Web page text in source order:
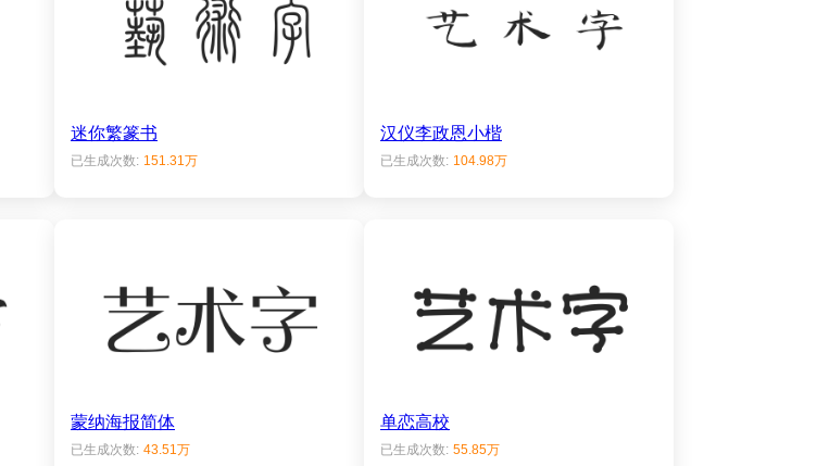
迷你繁篆书
已生成次数: 151.31万
汉仪李政恩小楷
已生成次数: 104.98万
蒙纳海报简体
已生成次数: 43.51万
单恋高校
已生成次数: 55.85万